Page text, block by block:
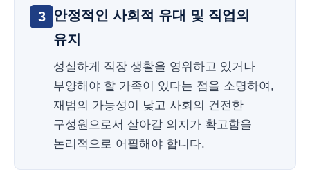
3
안정적인 사회적 유대 및 직업의
유지
성실하게 직장 생활을 영위하고 있거나
부양해야 할 가족이 있다는 점을 소명하여,
재범의 가능성이 낮고 사회의 건전한
구성원으로서 살아갈 의지가 확고함을
논리적으로 어필해야 합니다.